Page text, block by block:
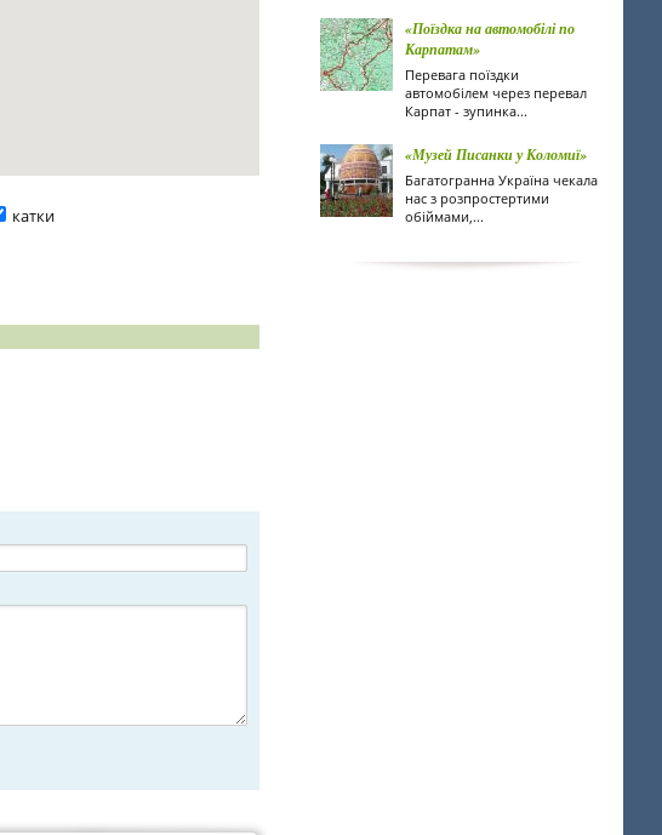
катки
«Поїздка на автомобілі по
Карпатам»
Перевага поїздки
автомобілем через перевал
Карпат - зупинка...
«Музей Писанки у Коломиї»
Багатогранна Україна чекала
нас з розпростертими
обіймами,...